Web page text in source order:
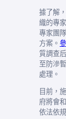
據了解
織的專
專家團
方案。
質調查
至防滲
處理。
目前，
府將會
依法依